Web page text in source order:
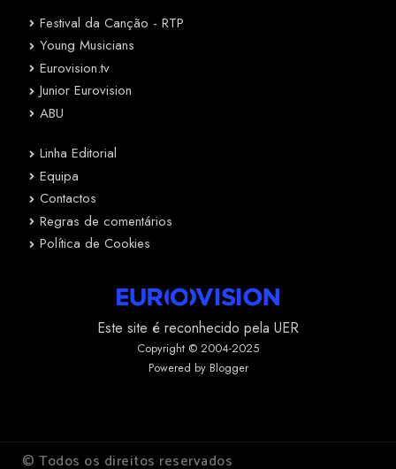
Festival da Canção - RTP
Young Musicians
Eurovision.tv
Junior Eurovision
ABU
Linha Editorial
Equipa
Contactos
Regras de comentários
Política de Cookies
Este site é reconhecido pela UER
Copyright © 2004-2025
Powered by Blogger
© Todos os direitos reservados